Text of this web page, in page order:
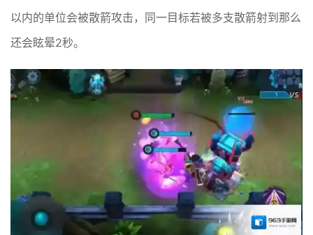
以内的单位会被散箭攻击，同一目标若被多支散箭射到那么
还会眩晕2秒。